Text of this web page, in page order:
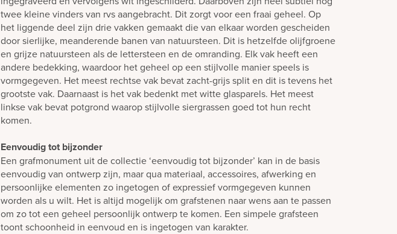
twee kleine vinders van rvs aangebracht. Dit zorgt voor een fraai geheel. Op
het liggende deel zijn drie vakken gemaakt die van elkaar worden gescheiden
door sierlijke, meanderende banen van natuursteen. Dit is hetzelfde olijfgroene
en grijze natuursteen als de lettersteen en de omranding. Elk vak heeft een
andere bedekking, waardoor het geheel op een stijlvolle manier speels is
vormgegeven. Het meest rechtse vak bevat zacht-grijs split en dit is tevens het
grootste vak. Daarnaast is het vak bedenkt met witte glasparels. Het meest
linkse vak bevat potgrond waarop stijlvolle siergrassen goed tot hun recht
komen.
Eenvoudig tot bijzonder
Een grafmonument uit de collectie ‘eenvoudig tot bijzonder’ kan in de basis
eenvoudig van ontwerp zijn, maar qua materiaal, accessoires, afwerking en
persoonlijke elementen zo ingetogen of expressief vormgegeven kunnen
worden als u wilt. Het is altijd mogelijk om grafstenen naar wens aan te passen
om zo tot een geheel persoonlijk ontwerp te komen. Een simpele grafsteen
toont schoonheid in eenvoud en is ingetogen van karakter.